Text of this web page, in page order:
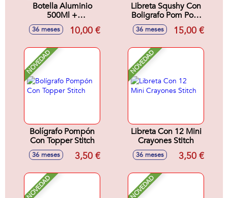
Botella Aluminio
500Ml +
Sandwichera Stitch
36 meses 10,00 €
Libreta Squshy Con
Boligrafo Pom Pom
Stitch
36 meses 15,00 €
NOVEDAD
Bolígrafo Pompón
Con Topper Stitch
36 meses 3,50 €
NOVEDAD
Libreta Con 12 Mini
Crayones Stitch
36 meses 3,50 €
NOVEDAD NOVEDAD